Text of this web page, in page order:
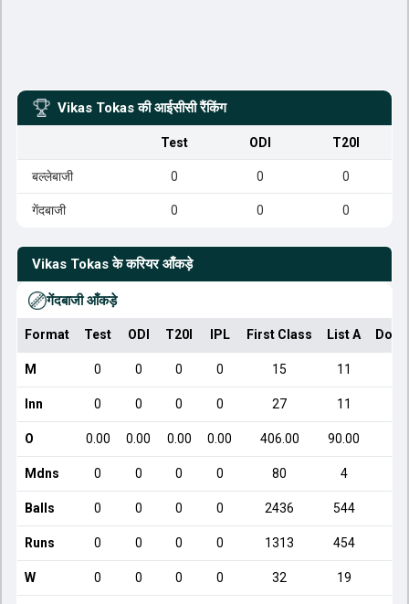
Vikas Tokas की आईसीसी रैंकिंग
Test ODI T20I
बल्लेबाजी 0 0 0
गेंदबाजी 0 0 0
Vikas Tokas के करियर आँकड़े
गेंदबाजी आँकड़े
Format Test ODI T20I IPL First Class List A
M 0 0 0 0 15 11
Inn 0 0 0 0 27 11
O 0.00 0.00 0.00 0.00 406.00 90.00
Mdns 0 0 0 0 80 4
Balls 0 0 0 0 2436 544
Runs 0 0 0 0 1313 454
W 0 0 0 0 32 19